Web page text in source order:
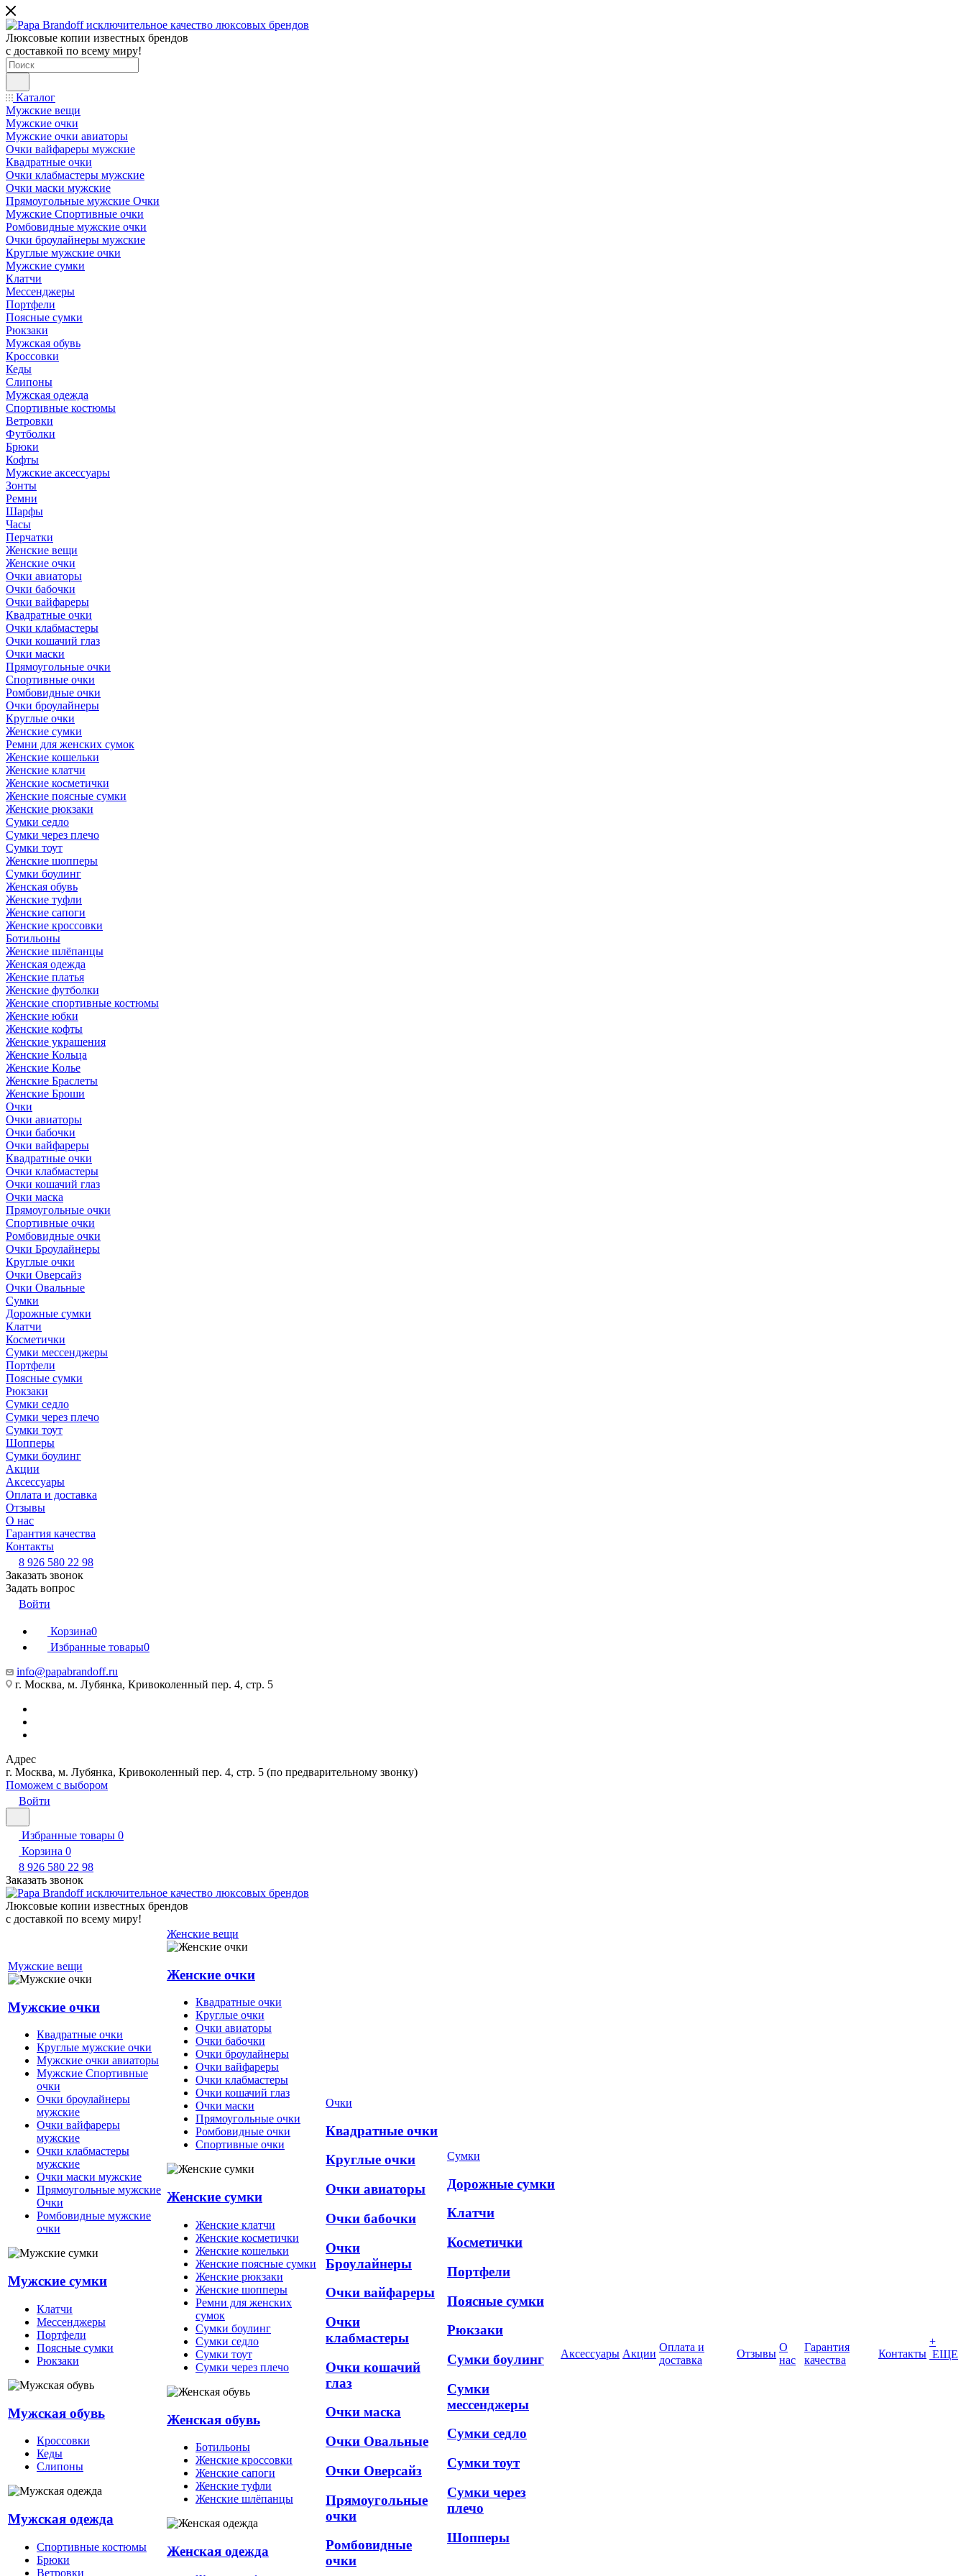
Люксовые копии известных брендов
с доставкой по всему миру!
Каталог
Мужские вещи
Мужские очки
Мужские очки авиаторы
Очки вайфареры мужские
Квадратные очки
Очки клабмастеры мужские
Очки маски мужские
Прямоугольные мужские Очки
Мужские Спортивные очки
Ромбовидные мужские очки
Очки броулайнеры мужские
Круглые мужские очки
Мужские сумки
Клатчи
Мессенджеры
Портфели
Поясные сумки
Рюкзаки
Мужская обувь
Кроссовки
Кеды
Слипоны
Мужская одежда
Спортивные костюмы
Ветровки
Футболки
Брюки
Кофты
Мужские аксессуары
Зонты
Ремни
Шарфы
Часы
Перчатки
Женские вещи
Женские очки
Очки авиаторы
Очки бабочки
Очки вайфареры
Квадратные очки
Очки клабмастеры
Очки кошачий глаз
Очки маски
Прямоугольные очки
Спортивные очки
Ромбовидные очки
Очки броулайнеры
Круглые очки
Женские сумки
Ремни для женских сумок
Женские кошельки
Женские клатчи
Женские косметички
Женские поясные сумки
Женские рюкзаки
Сумки седло
Сумки через плечо
Сумки тоут
Женские шопперы
Сумки боулинг
Женская обувь
Женские туфли
Женские сапоги
Женские кроссовки
Ботильоны
Женские шлёпанцы
Женская одежда
Женские платья
Женские футболки
Женские спортивные костюмы
Женские юбки
Женские кофты
Женские украшения
Женские Кольца
Женские Колье
Женские Браслеты
Женские Броши
Очки
Очки авиаторы
Очки бабочки
Очки вайфареры
Квадратные очки
Очки клабмастеры
Очки кошачий глаз
Очки маска
Прямоугольные очки
Спортивные очки
Ромбовидные очки
Очки Броулайнеры
Круглые очки
Очки Оверсайз
Очки Овальные
Сумки
Дорожные сумки
Клатчи
Косметички
Сумки мессенджеры
Портфели
Поясные сумки
Рюкзаки
Сумки седло
Сумки через плечо
Сумки тоут
Шопперы
Сумки боулинг
Акции
Аксессуары
Оплата и доставка
Отзывы
О нас
Гарантия качества
Контакты
8 926 580 22 98
Заказать звонок
Задать вопрос
Войти
Корзина0
Избранные товары0
info@papabrandoff.ru
г. Москва, м. Лубянка, Кривоколенный пер. 4, стр. 5
Адрес
г. Москва, м. Лубянка, Кривоколенный пер. 4, стр. 5 (по предварительному звонку)
Поможем с выбором
Войти
Избранные товары 0
Корзина 0
8 926 580 22 98
Заказать звонок
Люксовые копии известных брендов
с доставкой по всему миру!
Мужские вещи
Мужские очки
Квадратные очки
Круглые мужские очки
Мужские очки авиаторы
Мужские Спортивные
очки
Очки броулайнеры
мужские
Очки вайфареры
мужские
Очки клабмастеры
мужские
Очки маски мужские
Прямоугольные мужские
Очки
Ромбовидные мужские
очки
Мужские сумки
Клатчи
Мессенджеры
Портфели
Поясные сумки
Рюкзаки
Мужская обувь
Кроссовки
Кеды
Слипоны
Мужская одежда
Спортивные костюмы
Брюки
Ветровки
Женские вещи
Женские очки
Квадратные очки
Круглые очки
Очки авиаторы
Очки бабочки
Очки броулайнеры
Очки вайфареры
Очки клабмастеры
Очки кошачий глаз
Очки маски
Прямоугольные очки
Ромбовидные очки
Спортивные очки
Женские сумки
Женские клатчи
Женские косметички
Женские кошельки
Женские поясные сумки
Женские рюкзаки
Женские шопперы
Ремни для женских
сумок
Сумки боулинг
Сумки седло
Сумки тоут
Сумки через плечо
Женская обувь
Ботильоны
Женские кроссовки
Женские сапоги
Женские туфли
Женские шлёпанцы
Женская одежда
Очки
Квадратные очки
Круглые очки
Очки авиаторы
Очки бабочки
Очки
Броулайнеры
Очки вайфареры
Очки
клабмастеры
Очки кошачий
глаз
Очки маска
Очки Овальные
Очки Оверсайз
Прямоугольные
очки
Ромбовидные
очки
Сумки
Дорожные сумки
Клатчи
Косметички
Портфели
Поясные сумки
Рюкзаки
Сумки боулинг
Сумки
мессенджеры
Сумки седло
Сумки тоут
Сумки через
плечо
Шопперы
Аксессуары Акции
Оплата и
доставка
Отзывы
О
нас
Гарантия
качества
Контакты
+
ЕЩЕ